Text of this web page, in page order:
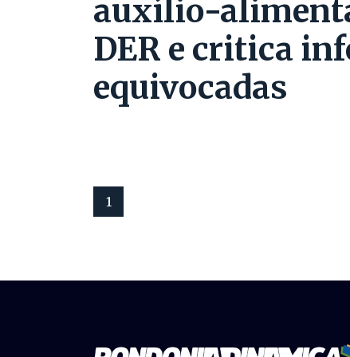
auxílio-
DER e critica
equivocadas
1